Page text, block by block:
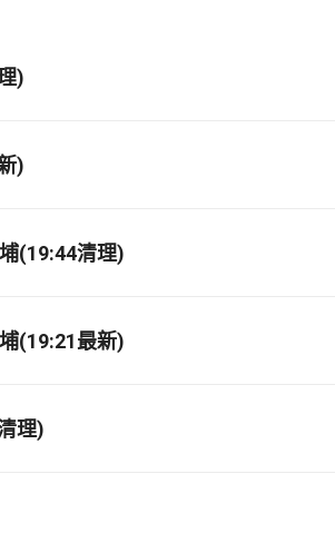
)
)
(19:44清理)
(19:21最新)
理)